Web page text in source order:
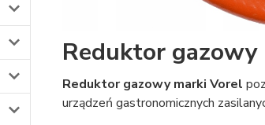
Reduktor
Reduktor gazowy marki Vorel
urządzeń gastronomicznych